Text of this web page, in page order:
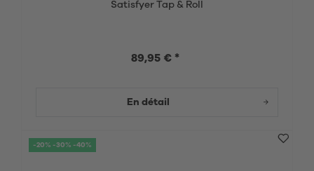
Satisfyer Tap & Roll
89,95 € *
En détail
-20% -30% -40%